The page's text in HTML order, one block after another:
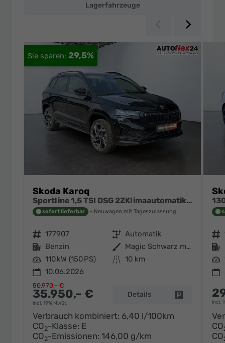
Lagerfahrzeuge
Zurück
29,5%
Skoda Karoq
Sportline 1,5 TSI DSG 2ZKlimaautomatik Canton Anhängerkupplung Totewinkel Assistent 2 x Einparkhilfe Kamera 19 Zoll Felgen adaptiver Tempomat 5J Garantie
sofort lieferbar Neuwagen mit Tageszulassung
Fahrzeugnr. 177907 Getriebe Automatik
Kraftstoff Benzin Außenfarbe
Magic Schwarz metallic
Leistung 110 kW (150 PS) Kilometerstand 10 km
10.06.2026
35.950,– €
incl. 19% MwSt.
50.970,– €
Details Fahrzeug
Verbrauch kombiniert: 6,40 l/100km
CO2-Klasse: E
CO2-Emissionen: 146,00 g/km
Fahrzeugnr.
Kraftstoff
Leistung
incl.
CO
CO